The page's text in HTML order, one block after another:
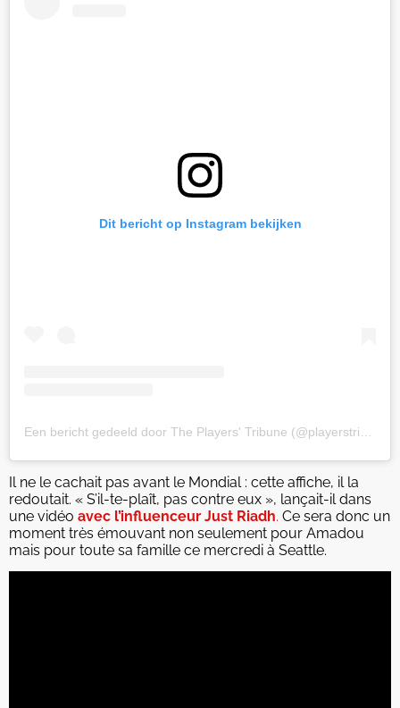
Dit bericht op Instagram bekijken
Een bericht gedeeld door The Players' Tribune (@playerstribune)
Il ne le cachait pas avant le Mondial : cette affiche, il la
redoutait. « S’il-te-plaît, pas contre eux », lançait-il dans
une vidéo avec l’influenceur Just Riadh. Ce sera donc un
moment très émouvant non seulement pour Amadou
mais pour toute sa famille ce mercredi à Seattle.